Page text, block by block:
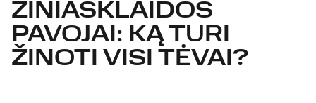
ŽINIASKLAIDOS
PAVOJAI: KĄ TURI
ŽINOTI VISI TĖVAI?